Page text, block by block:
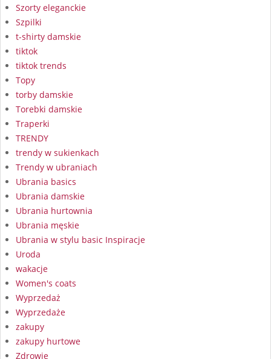
Szorty eleganckie
Szpilki
t-shirty damskie
tiktok
tiktok trends
Topy
torby damskie
Torebki damskie
Traperki
TRENDY
trendy w sukienkach
Trendy w ubraniach
Ubrania basics
Ubrania damskie
Ubrania hurtownia
Ubrania męskie
Ubrania w stylu basic Inspiracje
Uroda
wakacje
Women's coats
Wyprzedaż
Wyprzedaże
zakupy
zakupy hurtowe
Zdrowie